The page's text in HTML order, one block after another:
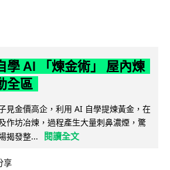
學 AI 「煉金術」 屋內煉
全區
見金價高企，利用 AI 自學提煉黃金，在
作坊冶煉，過程產生大量刺鼻濃煙，驚
揭發整...
閱讀全文
享